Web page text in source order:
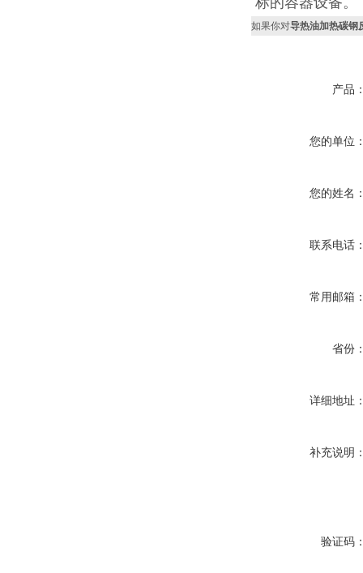
如果你对导热油加热碳钢
产品
您的单位
您的姓名
联系电话
常用邮箱
省份
详细地址
补充说明
验证码